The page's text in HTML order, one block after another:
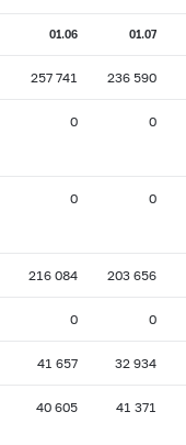
01.06 01.07
257 741 236 590
0 0
0 0
216 084 203 656
0 0
41 657 32 934
40 605 41 371